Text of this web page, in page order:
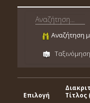
Αναζήτηση
Επιλογή
Τίτλος